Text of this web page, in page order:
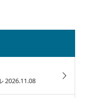
2026.11.08